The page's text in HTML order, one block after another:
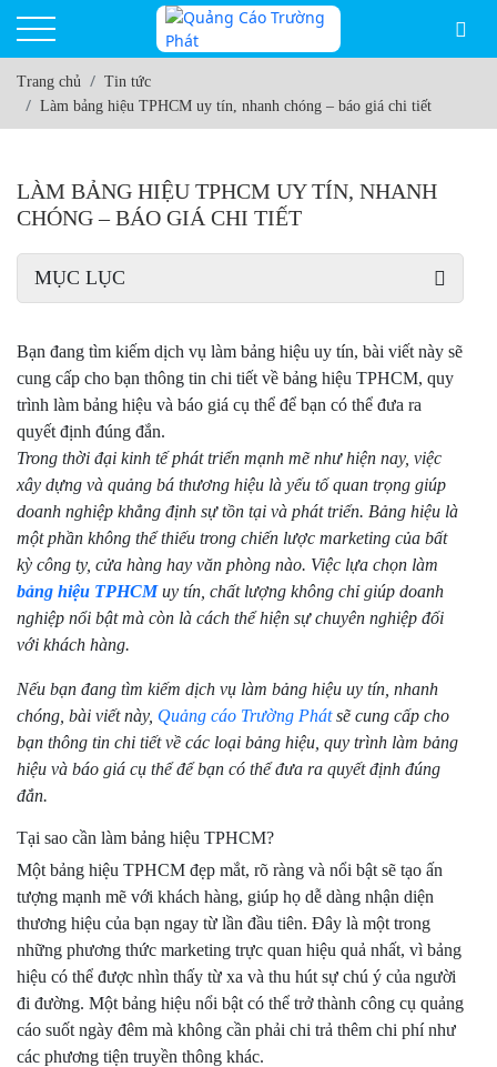
Trang chủ
Tin tức
Làm bảng hiệu TPHCM uy tín, nhanh chóng – báo giá chi tiết
LÀM BẢNG HIỆU TPHCM UY TÍN, NHANH
CHÓNG – BÁO GIÁ CHI TIẾT
MỤC LỤC
Bạn đang tìm kiếm dịch vụ làm bảng hiệu uy tín, bài viết này sẽ
cung cấp cho bạn thông tin chi tiết về bảng hiệu TPHCM, quy
trình làm bảng hiệu và báo giá cụ thể để bạn có thể đưa ra
quyết định đúng đắn.
Trong thời đại kinh tế phát triển mạnh mẽ như hiện nay, việc
xây dựng và quảng bá thương hiệu là yếu tố quan trọng giúp
doanh nghiệp khẳng định sự tồn tại và phát triển. Bảng hiệu là
một phần không thể thiếu trong chiến lược marketing của bất
kỳ công ty, cửa hàng hay văn phòng nào. Việc lựa chọn làm
bảng hiệu TPHCM uy tín, chất lượng không chỉ giúp doanh
nghiệp nổi bật mà còn là cách thể hiện sự chuyên nghiệp đối
với khách hàng.
Nếu bạn đang tìm kiếm dịch vụ làm bảng hiệu uy tín, nhanh
chóng, bài viết này, Quảng cáo Trường Phátsẽ cung cấp cho
bạn thông tin chi tiết về các loại bảng hiệu, quy trình làm bảng
hiệu và báo giá cụ thể để bạn có thể đưa ra quyết định đúng
đắn.
Tại sao cần làm bảng hiệu TPHCM?
Một bảng hiệu TPHCM đẹp mắt, rõ ràng và nổi bật sẽ tạo ấn
tượng mạnh mẽ với khách hàng, giúp họ dễ dàng nhận diện
thương hiệu của bạn ngay từ lần đầu tiên. Đây là một trong
những phương thức marketing trực quan hiệu quả nhất, vì bảng
hiệu có thể được nhìn thấy từ xa và thu hút sự chú ý của người
đi đường. Một bảng hiệu nổi bật có thể trở thành công cụ quảng
cáo suốt ngày đêm mà không cần phải chi trả thêm chi phí như
các phương tiện truyền thông khác.